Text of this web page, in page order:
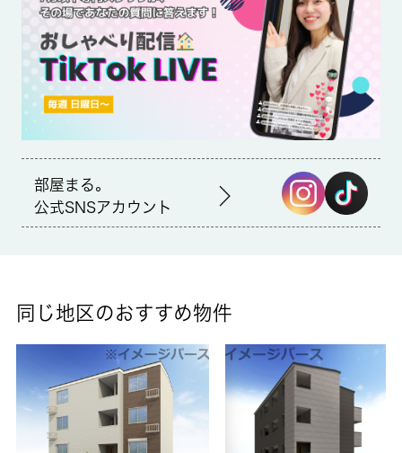
賃貸区分/契約期間
一般/2年
取引形態
備考
しのお手伝いを致します。個々のこだわりやご要望はスタッフま
部屋まる。
公式SNSアカウント
同じ地区のおすすめ物件